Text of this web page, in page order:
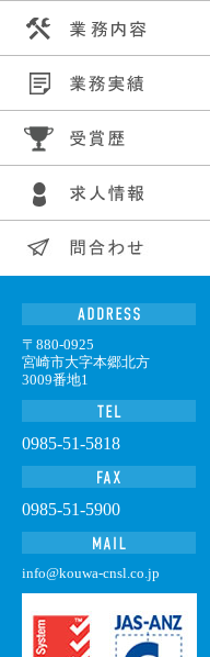
〒880-0925
宮崎市大字本郷北方
3009番地1
0985-51-5818
0985-51-5900
info@kouwa-cnsl.co.jp